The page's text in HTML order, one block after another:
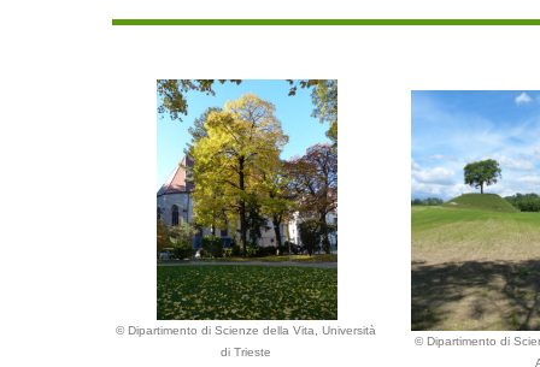
© Dipartimento di Scienze della Vita, Università
di Trieste
© Dipartimento di